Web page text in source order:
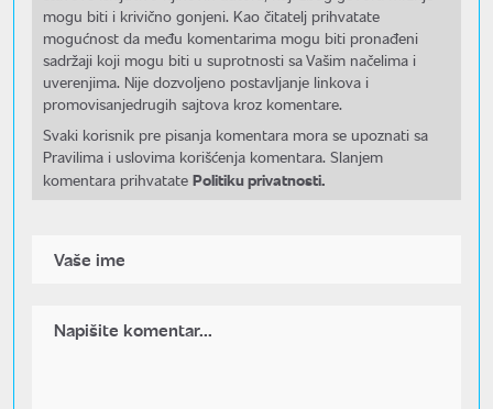
mogu biti i krivično gonjeni. Kao čitatelj prihvatate
mogućnost da među komentarima mogu biti pronađeni
sadržaji koji mogu biti u suprotnosti sa Vašim načelima i
uverenjima. Nije dozvoljeno postavljanje linkova i
promovisanjedrugih sajtova kroz komentare.
Svaki korisnik pre pisanja komentara mora se upoznati sa
Pravilima i uslovima korišćenja komentara. Slanjem
komentara prihvatate Politiku privatnosti.